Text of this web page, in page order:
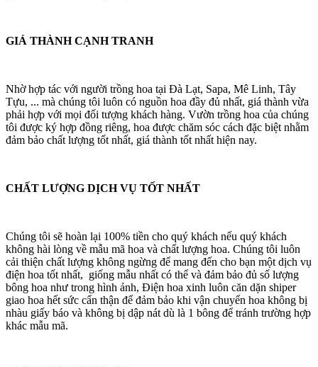
GIÁ THÀNH CẠNH TRANH
Nhờ hợp tác với người trồng hoa tại Đà Lạt, Sapa, Mê Linh, Tây
Tựu, ... mà chúng tôi luôn có nguồn hoa đầy đủ nhất, giá thành vừa
phải hợp với mọi đối tượng khách hàng. Vườn trồng hoa của chúng
tôi được ký hợp đồng riêng, hoa được chăm sóc cách đặc biệt nhằm
đảm bảo chất lượng tốt nhất, giá thành tốt nhất hiện nay.
CHẤT LƯỢNG DỊCH VỤ TỐT NHẤT
Chúng tôi sẽ hoàn lại 100% tiền cho quý khách nếu quý khách
không hài lòng về mẫu mã hoa và chất lượng hoa. Chúng tôi luôn
cải thiện chất lượng không ngừng để mang đến cho bạn một dịch vụ
điện hoa tốt nhất, giống mẫu nhất có thể và đảm bảo đủ số lượng
bông hoa như trong hình ảnh, Điện hoa xinh luôn căn dặn shiper
giao hoa hết sức cẩn thận để đảm bảo khi vận chuyển hoa không bị
nhàu giấy báo và không bị dập nát dù là 1 bông để tránh trường hợp
khác mẫu mã.